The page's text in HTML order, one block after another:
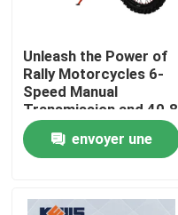
Maison
Produits
Au sujet de nous
Unleash the Power of
Rally Motorcycles 6-
Speed Manual
Transmission and 40.8
Max Power for the
Ultimate Riding
Experience
envoyer une